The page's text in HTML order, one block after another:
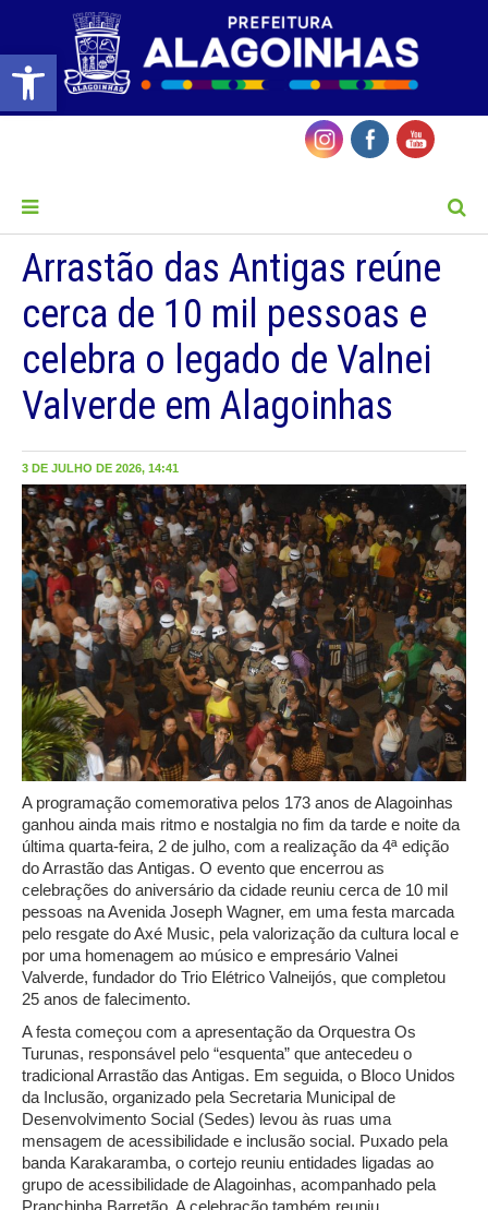
Arrastão das Antigas reúne
cerca de 10 mil pessoas e
celebra o legado de Valnei
Valverde em Alagoinhas
3 DE JULHO DE 2026, 14:41
A programação comemorativa pelos 173 anos de Alagoinhas
ganhou ainda mais ritmo e nostalgia no fim da tarde e noite da
última quarta-feira, 2 de julho, com a realização da 4ª edição
do Arrastão das Antigas. O evento que encerrou as
celebrações do aniversário da cidade reuniu cerca de 10 mil
pessoas na Avenida Joseph Wagner, em uma festa marcada
pelo resgate do Axé Music, pela valorização da cultura local e
por uma homenagem ao músico e empresário Valnei
Valverde, fundador do Trio Elétrico Valneijós, que completou
25 anos de falecimento.
A festa começou com a apresentação da Orquestra Os
Turunas, responsável pelo “esquenta” que antecedeu o
tradicional Arrastão das Antigas. Em seguida, o Bloco Unidos
da Inclusão, organizado pela Secretaria Municipal de
Desenvolvimento Social (Sedes) levou às ruas uma
mensagem de acessibilidade e inclusão social. Puxado pela
banda Karakaramba, o cortejo reuniu entidades ligadas ao
grupo de acessibilidade de Alagoinhas, acompanhado pela
Pranchinha Barretão. A celebração também reuniu
Barra de Ferramentas Aberta